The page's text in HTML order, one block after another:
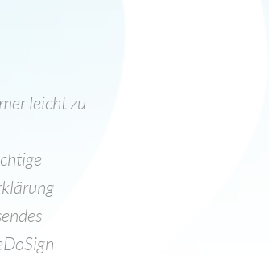
leicht zu